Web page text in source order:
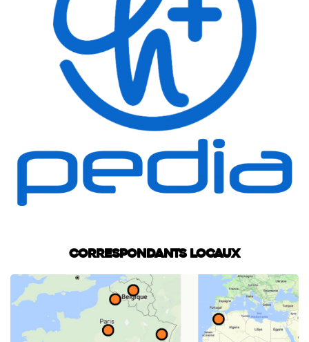
Correspondants locaux